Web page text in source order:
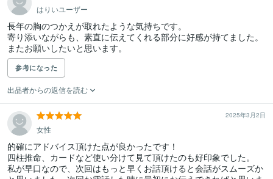
はりいユーザー
長年の胸のつかえが取れたような気持ちです。
寄り添いながらも、素直に伝えてくれる部分に好感が持てました。
またお願いしたいと思います。
参考になった
出品者からの返信を読む
2025年3月2日
女性
的確にアドバイス頂けた点が良かったです！
四柱推命、カードなど使い分けて見て頂けたのも好印象でした。
私が早口なので、次回はもっと早くお話頂けると会話がスムーズか